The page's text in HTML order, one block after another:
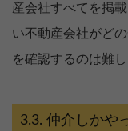
産会社すべてを掲
い不動産会社がど
を確認するのは難し
仲介しかや